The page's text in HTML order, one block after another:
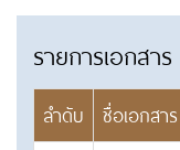
รายการเอกสาร
ลำดับ ชื่อเอกสาร